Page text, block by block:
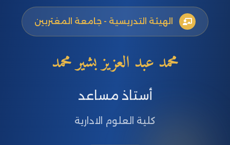
الهيئة التدريسية - جامعة المغتربين
محمد عبد العزيز بشير محمد
أستاذ مساعد
كلية العلوم الادارية